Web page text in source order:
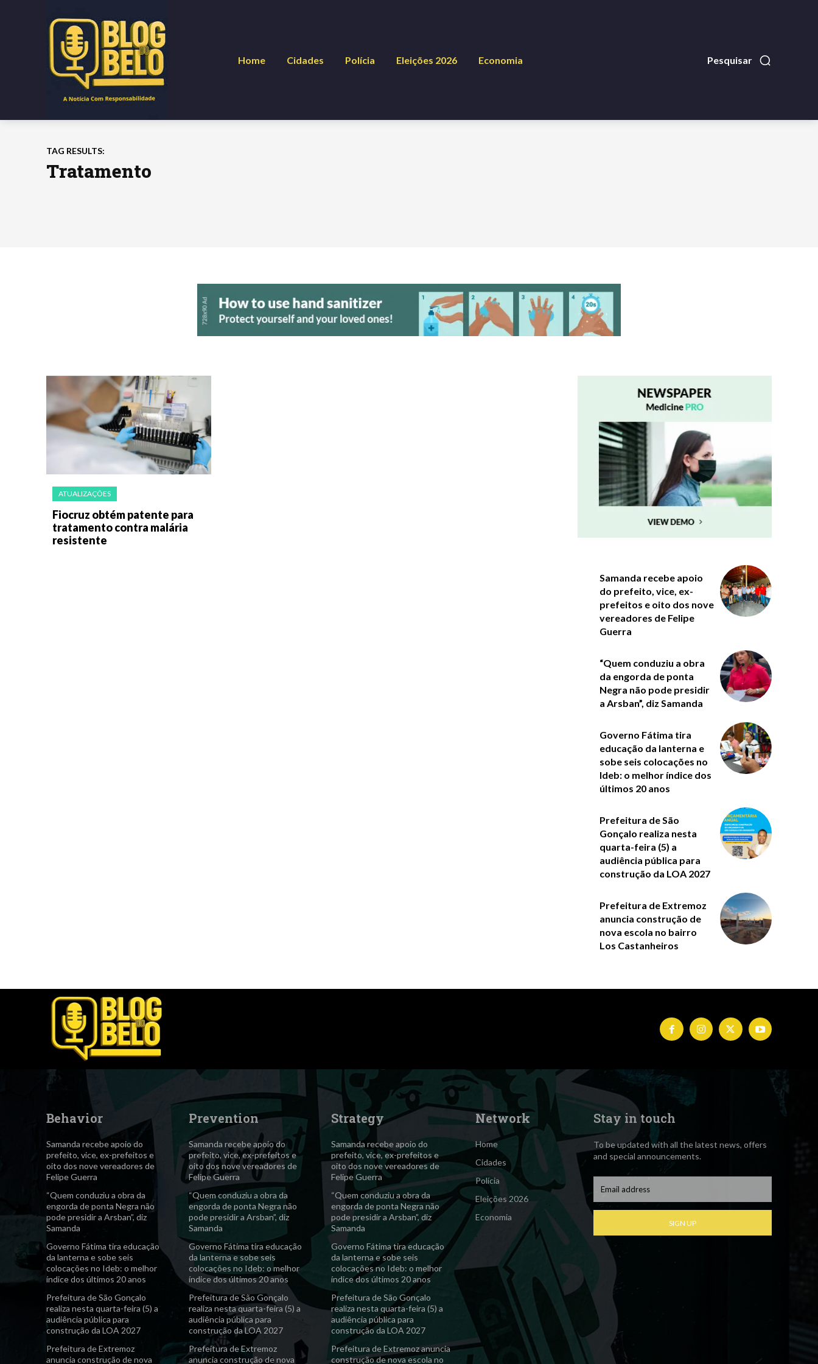
Pesquisar
Home Cidades Polícia Eleições 2026 Economia
TAG RESULTS:
Tratamento
ATUALIZAÇÕES
Fiocruz obtém patente para
tratamento contra malária
resistente
Samanda recebe apoio
do prefeito, vice, ex-
prefeitos e oito dos nove
vereadores de Felipe
Guerra
“Quem conduziu a obra
da engorda de ponta
Negra não pode presidir
a Arsban”, diz Samanda
Governo Fátima tira
educação da lanterna e
sobe seis colocações no
Ideb: o melhor índice dos
últimos 20 anos
Prefeitura de São
Gonçalo realiza nesta
quarta-feira (5) a
audiência pública para
construção da LOA 2027
Prefeitura de Extremoz
anuncia construção de
nova escola no bairro
Los Castanheiros
Behavior
Samanda recebe apoio do
prefeito, vice, ex-prefeitos e
oito dos nove vereadores de
Felipe Guerra
“Quem conduziu a obra da
engorda de ponta Negra não
pode presidir a Arsban”, diz
Samanda
Governo Fátima tira educação
da lanterna e sobe seis
colocações no Ideb: o melhor
índice dos últimos 20 anos
Prefeitura de São Gonçalo
realiza nesta quarta-feira (5) a
audiência pública para
construção da LOA 2027
Prefeitura de Extremoz
anuncia construção de nova
Prevention
Samanda recebe apoio do
prefeito, vice, ex-prefeitos e
oito dos nove vereadores de
Felipe Guerra
“Quem conduziu a obra da
engorda de ponta Negra não
pode presidir a Arsban”, diz
Samanda
Governo Fátima tira educação
da lanterna e sobe seis
colocações no Ideb: o melhor
índice dos últimos 20 anos
Prefeitura de São Gonçalo
realiza nesta quarta-feira (5) a
audiência pública para
construção da LOA 2027
Prefeitura de Extremoz
anuncia construção de nova
Strategy
Samanda recebe apoio do
prefeito, vice, ex-prefeitos e
oito dos nove vereadores de
Felipe Guerra
“Quem conduziu a obra da
engorda de ponta Negra não
pode presidir a Arsban”, diz
Samanda
Governo Fátima tira educação
da lanterna e sobe seis
colocações no Ideb: o melhor
índice dos últimos 20 anos
Prefeitura de São Gonçalo
realiza nesta quarta-feira (5) a
audiência pública para
construção da LOA 2027
Prefeitura de Extremoz anuncia
construção de nova escola no
Network
Home
Cidades
Polícia
Eleições 2026
Economia
Stay in touch
To be updated with all the latest news, offers
and special announcements.
SIGN UP